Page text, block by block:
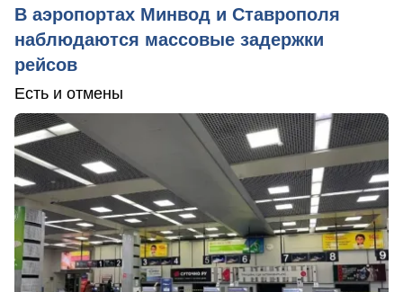
В аэропортах Минвод и Ставрополя
наблюдаются массовые задержки
рейсов
Есть и отмены